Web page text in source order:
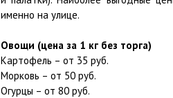
именно на улице.
Овощи (цена за 1 кг без торга)
Картофель – от 35 руб.
Морковь – от 50 руб.
Огурцы – от 80 руб.